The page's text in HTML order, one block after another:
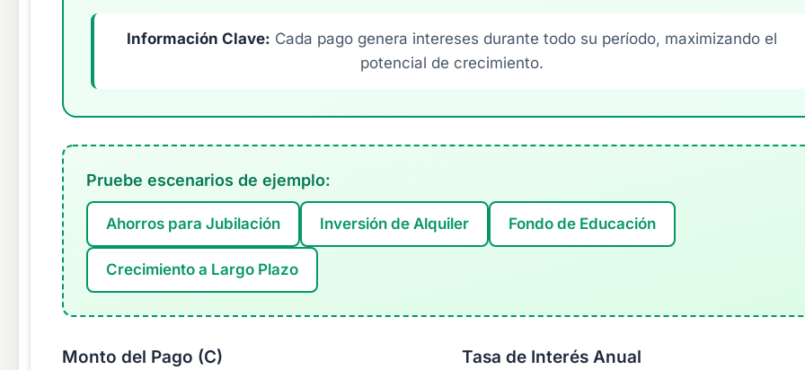
Información Clave: Cada pago genera intereses durante todo su período, maximizando el
potencial de crecimiento.
Pruebe escenarios de ejemplo:
Ahorros para Jubilación Inversión de Alquiler Fondo de Educación
Crecimiento a Largo Plazo
Monto del Pago (C) Tasa de Interés Anual